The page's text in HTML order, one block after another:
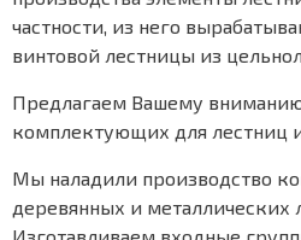
частности, из него
винтовой лестницы из
Предлагаем Вашему
комплектующих для лестниц
Мы наладили производство
деревянных и металлических